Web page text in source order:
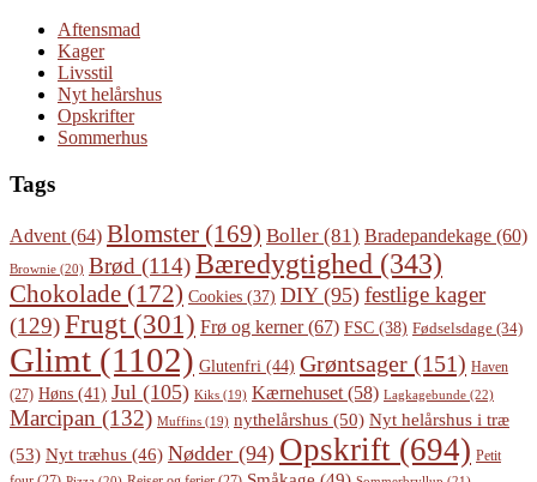
Aftensmad
Kager
Livsstil
Nyt helårshus
Opskrifter
Sommerhus
Tags
Advent (64) Blomster (169) Boller (81) Bradepandekage (60)
Brownie (20) Brød (114)Bæredygtighed (343)
Chokolade (172) Cookies (37) DIY(95) festlige kager
(129)Frugt (301) Frø og kerner(67) FSC (38) Fødselsdage (34)
Glimt (1102) Glutenfri (44) Grøntsager (151) Haven
(27) Høns (41) Jul (105) Kiks (19) Kærnehuset (58) Lagkagebunde (22)
Marcipan (132) Muffins (19) nythelårshus (50) Nyt helårshus i træ
(53) Nyt træhus (46) Nødder (94) Opskrift (694) Petit